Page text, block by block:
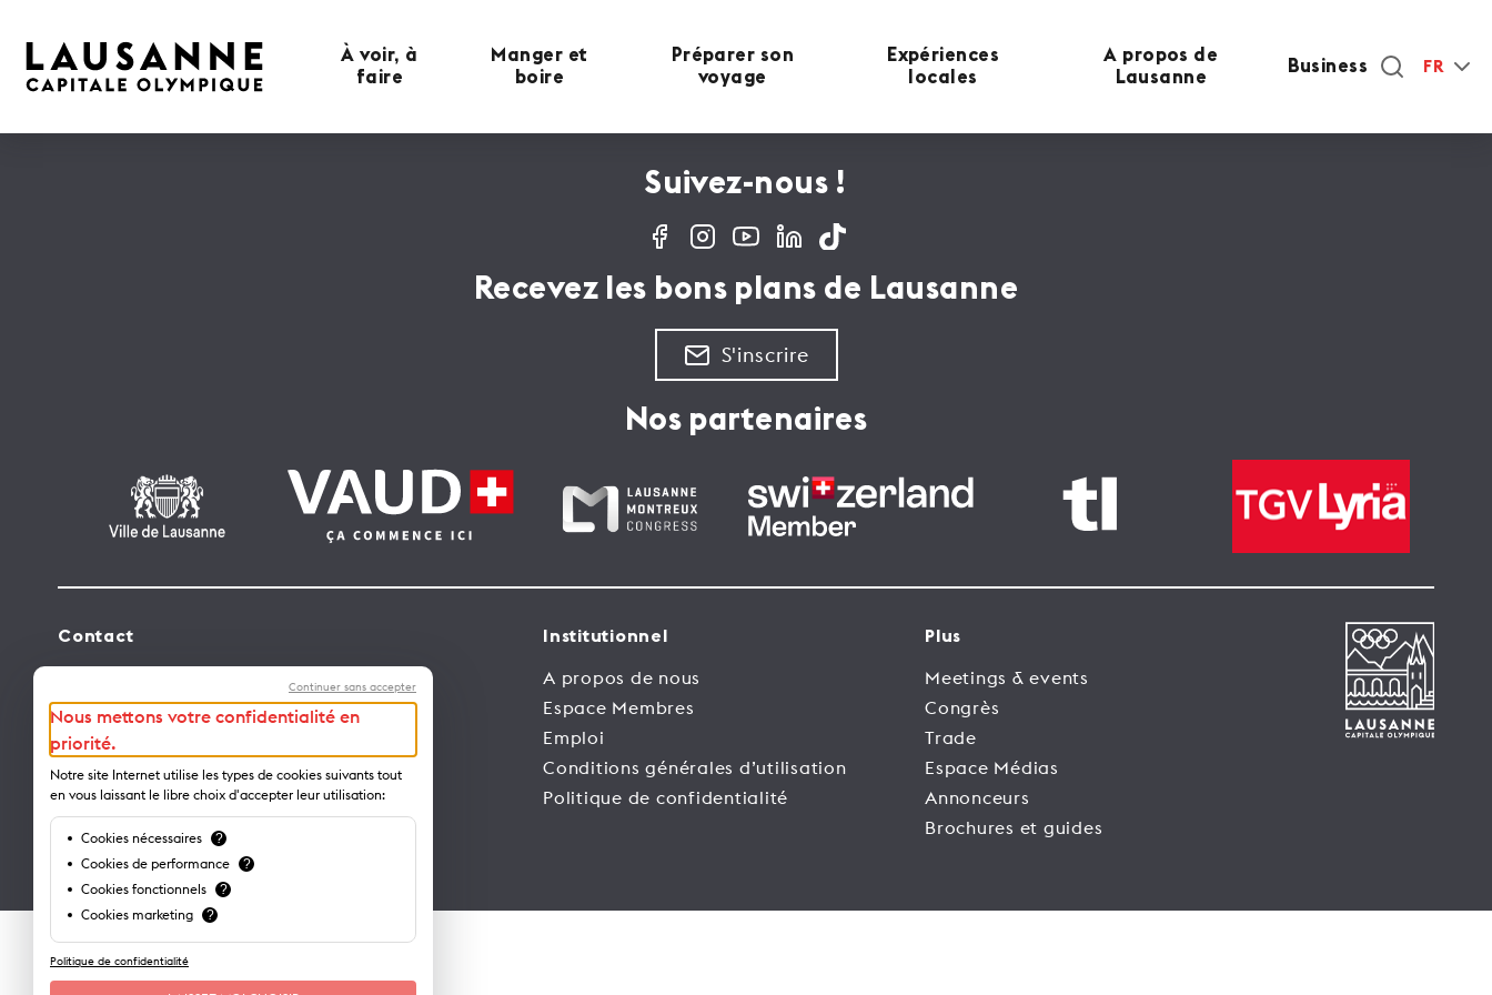
À voir, à
faire
Manger et
boire
Préparer son
voyage
Expériences
locales
A propos de
Lausanne
Business FR
Suivez-nous !
Recevez les bons plans de Lausanne
S'inscrire
Nos partenaires
Contact
Avenue de Rhodanie 2 – CP 975
1001 Lausanne – Suisse
info@lausanne-tourisme.ch
+41 21 613 73 73
Où nous trouver ?
Institutionnel
A propos de nous
Espace Membres
Emploi
Conditions générales d’utilisation
Politique de confidentialité
Plus
Meetings & events
Congrès
Trade
Espace Médias
Annonceurs
Brochures et guides
Continuer sans accepter
Nous mettons votre confidentialité en
priorité.
Notre site Internet utilise les types de cookies suivants tout
en vous laissant le libre choix d'accepter leur utilisation:
Cookies nécessaires ?
Cookies de performance ?
Cookies fonctionnels ?
Cookies marketing ?
Politique de confidentialité